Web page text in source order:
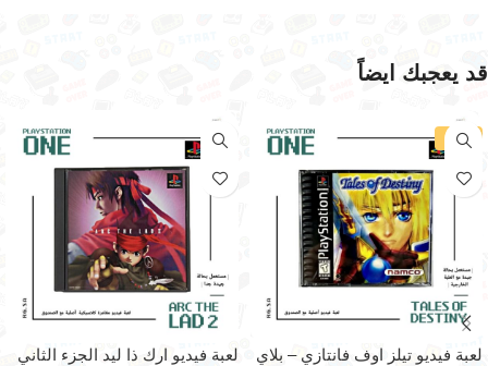
قد يعجبك ايضاً
-30%
لعبة فيديو تيلز اوف فانتازي – بلاي
لعبة فيديو ارك ذا ليد الجزء الثاني